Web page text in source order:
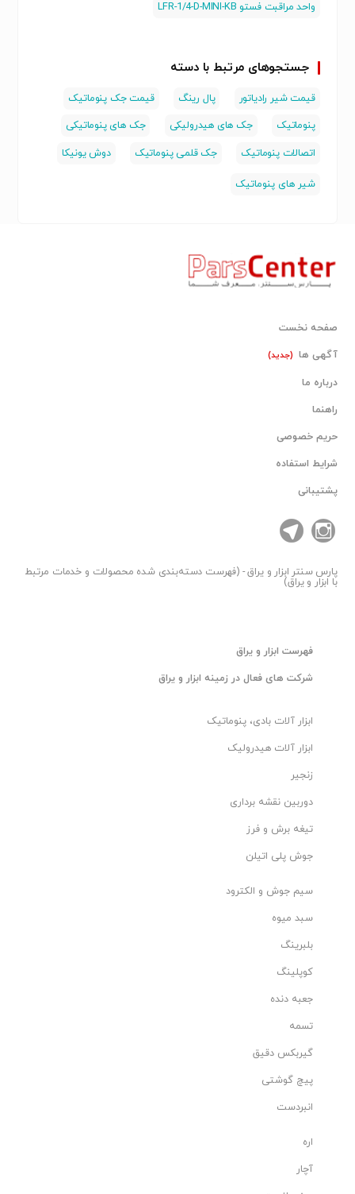
واحد مراقبت فستو LFR-1/4-D-MINI-KB
جستجوهای مرتبط با دسته
قیمت شیر رادیاتور پال رینگ
قیمت جک پنوماتیک
پنوماتیک
جک های هیدرولیکی
جک های پنوماتیکی
اتصالات پنوماتیک
جک قلمی پنوماتیک دوش یونیکا
شیر های پنوماتیک
صفحه نخست
آگهی ها (جدید)
درباره ما
راهنما
حریم خصوصی
شرایط استفاده
پشتیبانی
پارس سنتر ابزار و یراق - (فهرست دسته‌بندی شده محصولات و خدمات مرتبط
با ابزار و یراق)
فهرست ابزار و یراق
شرکت های فعال در زمینه ابزار و یراق
ابزار آلات بادی، پنوماتیک
ابزار آلات هیدرولیک
زنجیر
دوربین نقشه برداری
تیغه برش و فرز
جوش پلی اتیلن
سیم جوش و الکترود
سبد میوه
بلبرینگ
کوپلینگ
جعبه دنده
تسمه
گیربکس دقیق
پیچ گوشتی
انبردست
اره
آچار